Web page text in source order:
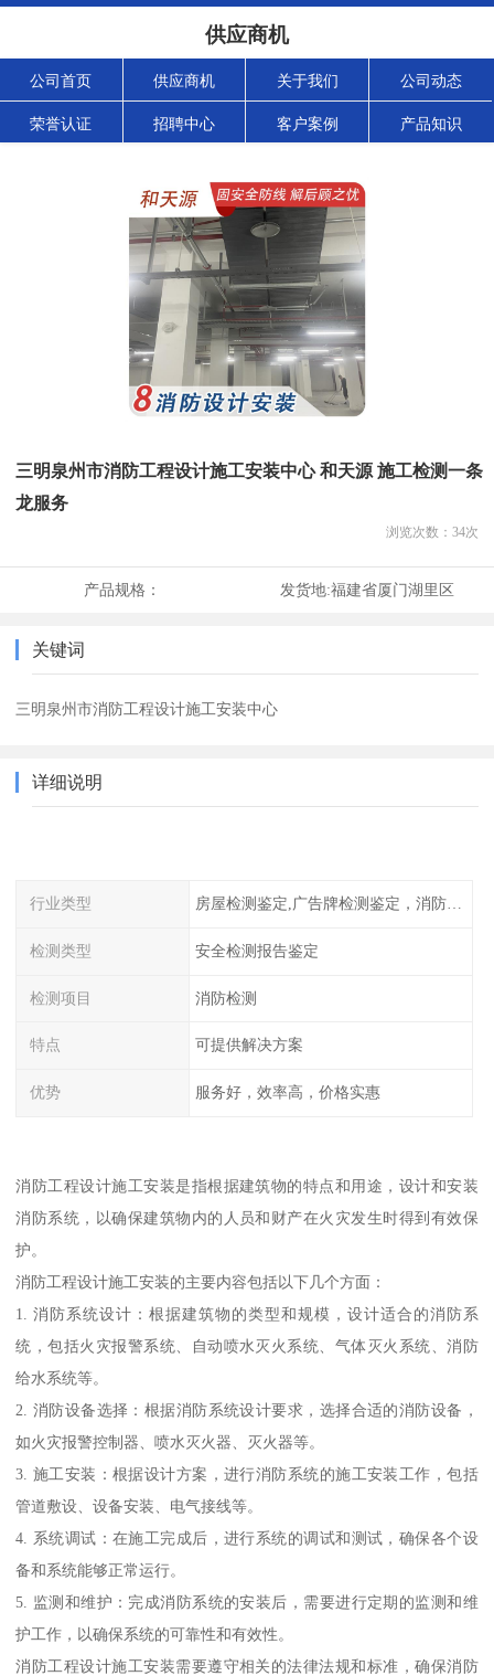
供应商机
公司首页 供应商机 关于我们 公司动态
荣誉认证 招聘中心 客户案例 产品知识
三明泉州市消防工程设计施工安装中心 和天源 施工检测一条
龙服务
浏览次数： 34次
产品规格： 发货地:福建省厦门湖里区
关键词
三明泉州市消防工程设计施工安装中心
详细说明
行业类型 房屋检测鉴定,广告牌检测鉴定，消防检测
检测类型 安全检测报告鉴定
检测项目 消防检测
特点 可提供解决方案
优势 服务好，效率高，价格实惠
消防工程设计施工安装是指根据建筑物的特点和用途，设计和安装
消防系统，以确保建筑物内的人员和财产在火灾发生时得到有效保
护。
消防工程设计施工安装的主要内容包括以下几个方面：
1. 消防系统设计：根据建筑物的类型和规模，设计适合的消防系
统，包括火灾报警系统、自动喷水灭火系统、气体灭火系统、消防
给水系统等。
2. 消防设备选择：根据消防系统设计要求，选择合适的消防设备，
如火灾报警控制器、喷水灭火器、灭火器等。
3. 施工安装：根据设计方案，进行消防系统的施工安装工作，包括
管道敷设、设备安装、电气接线等。
4. 系统调试：在施工完成后，进行系统的调试和测试，确保各个设
备和系统能够正常运行。
5. 监测和维护：完成消防系统的安装后，需要进行定期的监测和维
护工作，以确保系统的可靠性和有效性。
消防工程设计施工安装需要遵守相关的法律法规和标准，确保消防